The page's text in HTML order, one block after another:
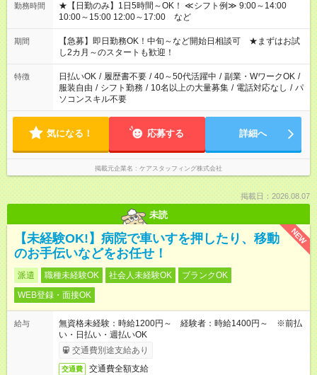
勤務時間
★【日勤のみ】1日5時間～OK！ ≪シフト例≫ 9:00～14:00
10:00～15:00 12:00～17:00 など
期間
【急募】即日勤務OK！中旬～など開始日相談可 ★まずはお試
し2カ月～のスタートも歓迎！
特徴 日払いOK / 履歴書不要 / 40～50代活躍中 / 副業・WワークOK /
服装自由 / シフト勤務 / 10名以上の大量募集 / 電話対応なし / パ
ソコンスキル不要
気になる！ 応募する 詳細へ
掲載元企業名 ケアスタッフィング株式会社
掲載日：2026.08.07
未読
NEW
【未経験OK!】病院で車いすを押したり、移動
のお手伝いなどをお任せ！
派遣 職種未経験OK 社会人未経験OK
ブランクOK
WEB登録・面接OK
給与
無資格未経験：時給1200円～ 経験者：時給1400円～ ※前払
い・日払い・週払いOK
交通費別途支給あり
交通費 交通費全額支給